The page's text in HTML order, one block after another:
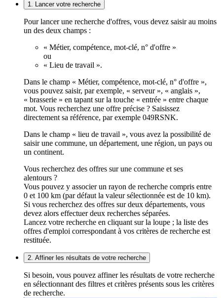
1. Lancer votre recherche
Pour lancer une recherche d'offres, vous devez saisir au moins
un des deux champs :
« Métier, compétence, mot-clé, n° d'offre »
ou
« Lieu de travail ».
Dans le champ « Métier, compétence, mot-clé, n° d'offre »,
vous pouvez saisir, par exemple, « serveur », « anglais »,
« brasserie » en tapant sur la touche « entrée » entre chaque
mot. Vous recherchez une offre précise ? Saisissez
directement sa référence, par exemple 049RSNK.
Dans le champ « lieu de travail », vous avez la possibilité de
saisir une commune, un département, une région, un pays ou
un continent.
Vous recherchez des offres sur une commune et ses
alentours ?
Vous pouvez y associer un rayon de recherche compris entre
0 et 100 km (par défaut la valeur sélectionnée est de 10 km).
Si vous recherchez des offres sur deux départements, vous
devez alors effectuer deux recherches séparées.
Lancez votre recherche en cliquant sur la loupe ; la liste des
offres d'emploi correspondant à vos critères de recherche est
restituée.
2. Affiner les résultats de votre recherche
Si besoin, vous pouvez affiner les résultats de votre recherche
en sélectionnant des filtres et critères présents sous les critères
de recherche.